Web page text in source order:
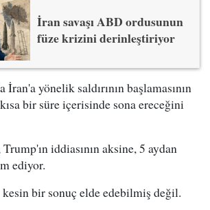
İran savaşı ABD ordusunun
füze krizini derinleştiriyor
yönelik saldırının başlamasının
kısa bir süre içerisinde sona ereceğini
iddiasının aksine, 5 aydan
ediyor.
bir sonuç elde edebilmiş değil.